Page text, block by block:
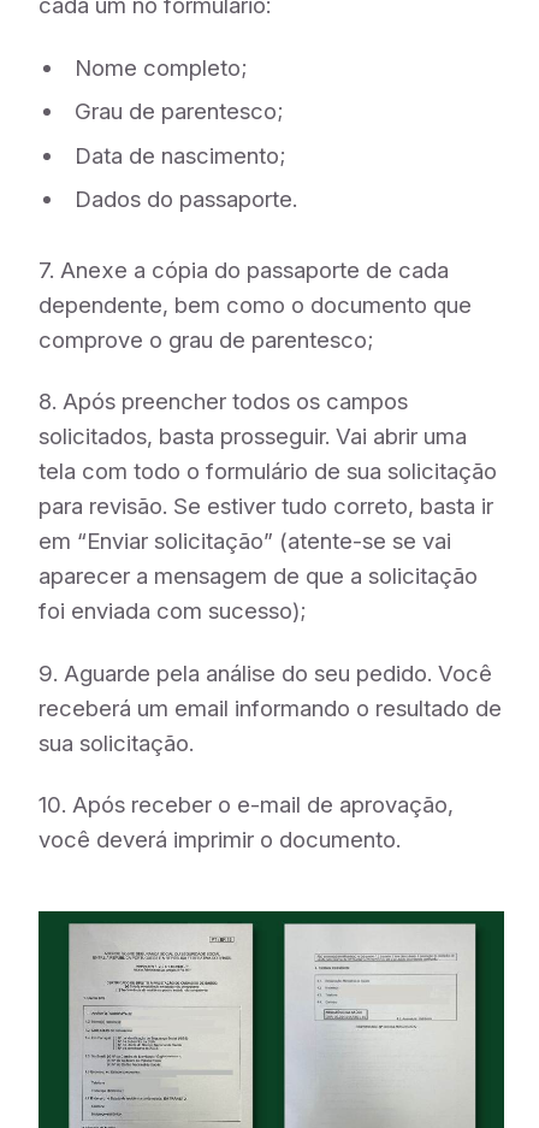
cada um no formulário:
Nome completo;
Grau de parentesco;
Data de nascimento;
Dados do passaporte.
7. Anexe a cópia do passaporte de cada
dependente, bem como o documento que
comprove o grau de parentesco;
8. Após preencher todos os campos
solicitados, basta prosseguir. Vai abrir uma
tela com todo o formulário de sua solicitação
para revisão. Se estiver tudo correto, basta ir
em “Enviar solicitação” (atente-se se vai
aparecer a mensagem de que a solicitação
foi enviada com sucesso);
9. Aguarde pela análise do seu pedido. Você
receberá um email informando o resultado de
sua solicitação.
10. Após receber o e-mail de aprovação,
você deverá imprimir o documento.